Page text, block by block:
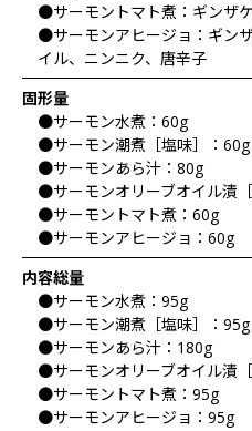
●サーモントマト煮：ギンザ
●サーモンアヒージョ：ギン
イル、ニンニク、唐辛子
固形量
●サーモン水煮：60g
●サーモン潮煮［塩味］：60g
●サーモンあら汁：80g
●サーモンオリーブオイル漬
●サーモントマト煮：60g
●サーモンアヒージョ：60g
内容総量
●サーモン水煮：95g
●サーモン潮煮［塩味］：95g
●サーモンあら汁：180g
●サーモンオリーブオイル漬
●サーモントマト煮：95g
●サーモンアヒージョ：95g